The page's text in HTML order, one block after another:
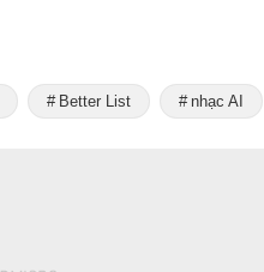
Better List nhạc AI